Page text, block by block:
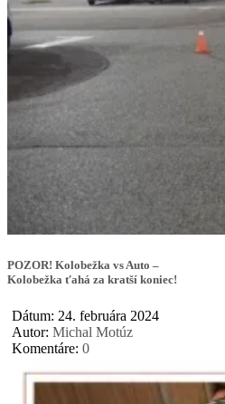
POZOR! Kolobežka vs Auto –
Kolobežka ťahá za kratší koniec!
Dátum: 24. februára 2024
Autor: Michal Motúz
Komentáre: 0